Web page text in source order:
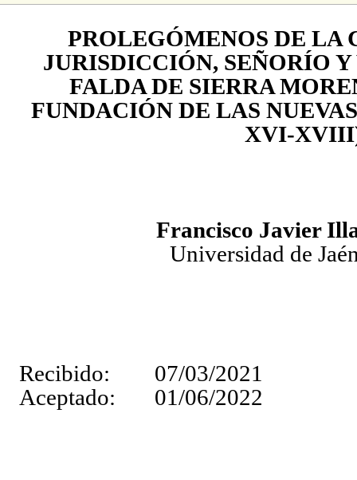
PROLEGÓMENOS DE LA
JURISDICCIÓN, SEÑORÍO
FALDA DE SIERRA
FUNDACIÓN DE LAS
XVI-
Francisco Javier
Universidad de
Recibido: 07/03/2021
Aceptado: 01/06/2022